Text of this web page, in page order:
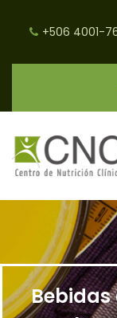
+506 4001-
Bebidas